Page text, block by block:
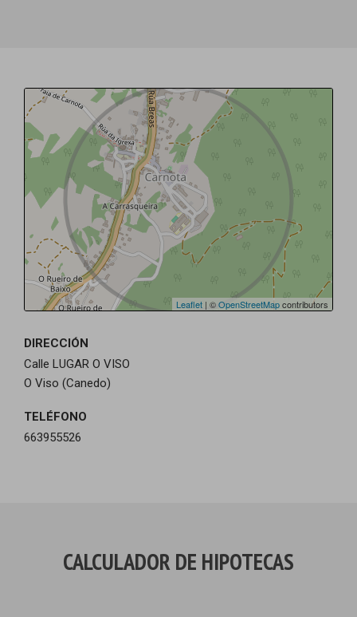
Leaflet | ©OpenStreetMapcontributors
DIRECCIÓN
Calle LUGAR O VISO
O Viso (Canedo)
TELÉFONO
663955526
CALCULADOR DE HIPOTECAS